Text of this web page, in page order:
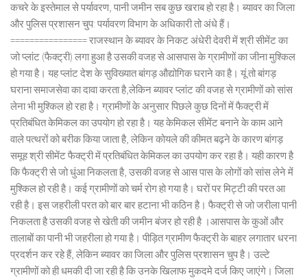
कचरे के इस्तेमाल से पर्यावरण, पानी जमीन सब कुछ खराब हो रहा है। ब्यावर का जिला
और पुलिस प्रशासन चुप: पर्यावरण विभाग के अधिकारी तो अंधे हैं।
================ राजस्थान के ब्यावर के निकट अंधेरी देवरी में श्री सीमेंट का
जो प्लांट (फैक्ट्री) लगा हुआ है उसकी वजह से आसपास के ग्रामीणों का जीना मुश्किल
हो गया है। यह प्लांट देश के सुविख्यात बांगड़ औद्योगिक घराने का है। यूं तो बांगड़
घराना समाजसेवा का दावा करता है,लेकिन ब्यावर प्लांट की वजह से ग्रामीणों को सांस
लेना भी मुश्किल हो रहा है। ग्रामीणों के अनुसार पिछले कुछ दिनों में फैक्ट्री में
प्रतिबंधित केमिकल का उपयोग हो रहा है। यह केमिकल सीमेंट बनाने के काम आने
वाले पत्थरों को बरीक किया जाता है, लेकिन कोयले की कीमत बढ़ने के कारण बांगड़
समूह श्री सीमेंट फैक्ट्री में प्रतिबंधित केमिकल का उपयोग कर रहा है। यही कारण है
कि फैक्ट्री से जो धुंआ निकलता है, उसकी वजह से आस पास के लोगों को सांस लेने में
मुश्किल हो रही है। कई ग्रामीणों को चर्म रोग हो गया है। घरों पर मिट्टी की परत आ
रही है। इस जहरीली परत को बार बार हटाना भी कठिन है। फैक्ट्री से जो जरीला पानी
निकलता है उसकी वजह से खेती की जमीन बंजर हो रही है ।आसपास के कुओं और
तालाबों का पानी भी जहरीला हो गया है। पीड़ित ग्रामीण फैक्ट्री के बाहर लगातार धरना
प्रदर्शन कर रहे हैं, लेकिन ब्यावर का जिला और पुलिस प्रशासन चुप है। उल्टे
ग्रामीणों को ही धमकी दी जा रही है कि उनके खिलाफ मुकदमे दर्ज किए जाएंगे। जिला